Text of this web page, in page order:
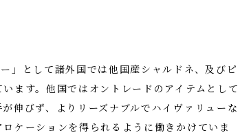
」として諸外国では他国産シャルドネ、及びピ
ます。他国ではオントレードのアイテムとして
伸びず、よりリーズナブルでハイヴァリューな
ケーションを得られるように働きかけていま